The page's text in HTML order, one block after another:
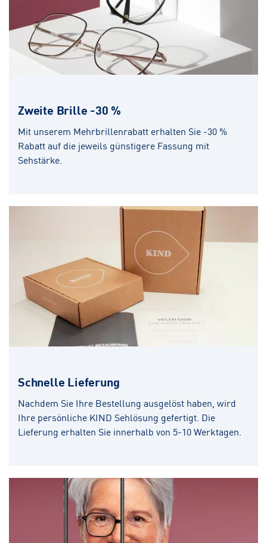
Zweite Brille -30 %
Mit unserem Mehrbrillenrabatt erhalten Sie -30 %
Rabatt auf die jeweils günstigere Fassung mit
Sehstärke.
Schnelle Lieferung
Nachdem Sie Ihre Bestellung ausgelöst haben, wird
Ihre persönliche KIND Sehlösung gefertigt. Die
Lieferung erhalten Sie innerhalb von 5-10 Werktagen.